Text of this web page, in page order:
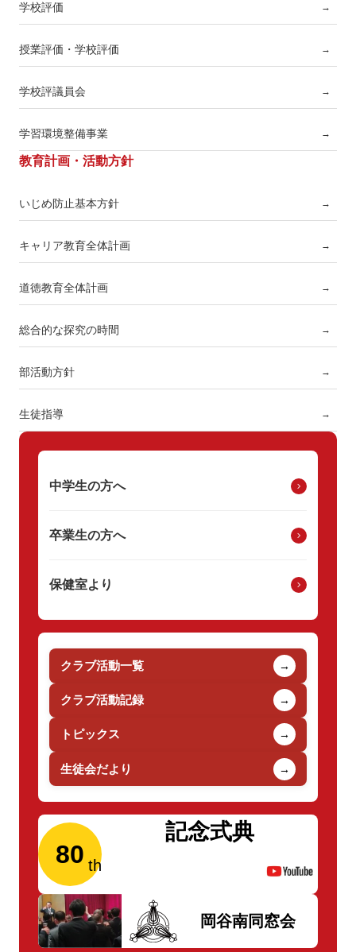
学校評価 →
授業評価・学校評価 →
学校評議員会 →
学習環境整備事業 →
教育計画・活動方針
いじめ防止基本方針 →
キャリア教育全体計画 →
道徳教育全体計画 →
総合的な探究の時間 →
部活動方針 →
生徒指導 →
中学生の方へ
卒業生の方へ
保健室より
クラブ活動一覧 →
クラブ活動記録 →
トピックス →
生徒会だより →
80
記念式典
岡谷南同窓会